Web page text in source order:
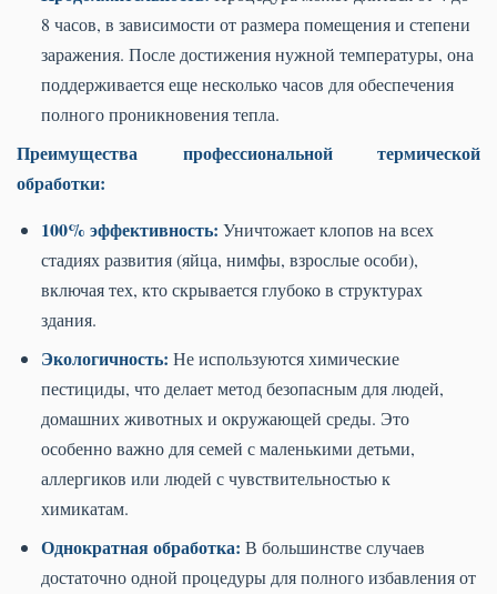
8 часов, в зависимости от размера помещения и степени
заражения. После достижения нужной температуры, она
поддерживается еще несколько часов для обеспечения
полного проникновения тепла.
Преимущества профессиональной термической
обработки:
100% эффективность: Уничтожает клопов на всех
стадиях развития (яйца, нимфы, взрослые особи),
включая тех, кто скрывается глубоко в структурах
здания.
Экологичность: Не используются химические
пестициды, что делает метод безопасным для людей,
домашних животных и окружающей среды. Это
особенно важно для семей с маленькими детьми,
аллергиков или людей с чувствительностью к
химикатам.
Однократная обработка: В большинстве случаев
достаточно одной процедуры для полного избавления от